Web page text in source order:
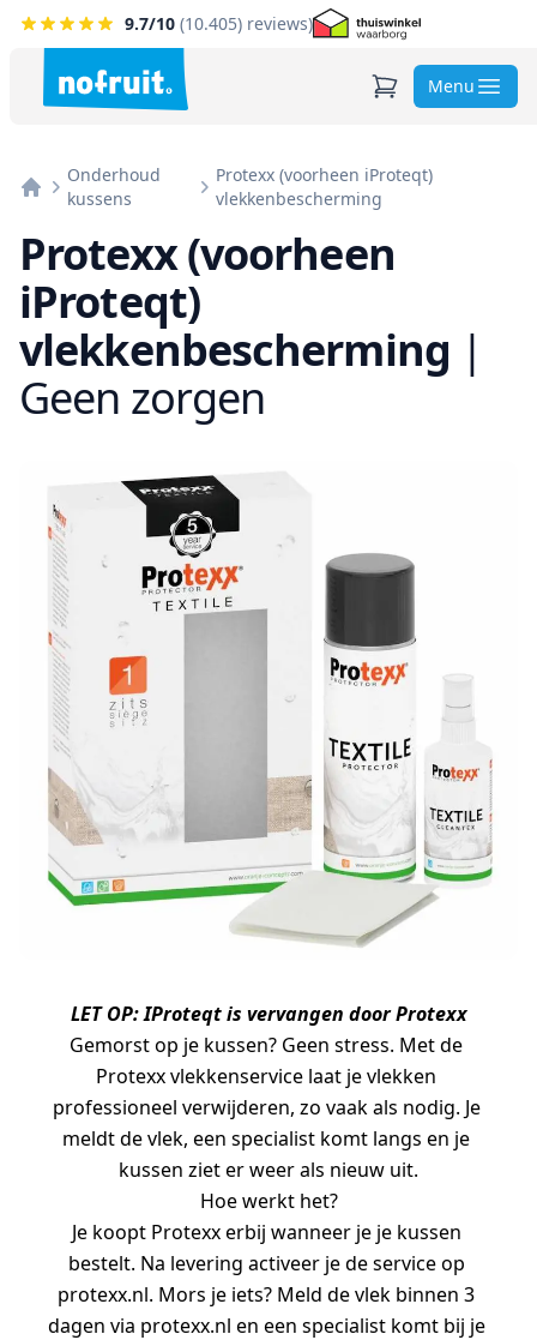
9.7/10 (10.405) reviews)
Menu
Home
Onderhoud
kussens
Protexx (voorheen iProteqt)
vlekkenbescherming
Protexx (voorheen
iProteqt)
vlekkenbescherming |
Geen zorgen
LET OP: IProteqt is vervangen door Protexx
Gemorst op je kussen? Geen stress. Met de
Protexx vlekkenservice laat je vlekken
professioneel verwijderen, zo vaak als nodig. Je
meldt de vlek, een specialist komt langs en je
kussen ziet er weer als nieuw uit.
Hoe werkt het?
Je koopt Protexx erbij wanneer je je kussen
bestelt. Na levering activeer je de service op
protexx.nl. Mors je iets? Meld de vlek binnen 3
dagen via protexx.nl en een specialist komt bij je